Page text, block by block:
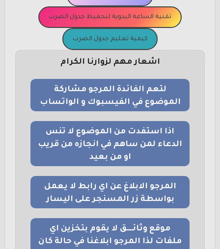
تقنية الساعة اليدوية لتحفيظ جدول الضرب
كيفية تعليم جدول الضرب
اشعار مهم لزوارنا الكرام
لتعم الفائدة المرجو مشاركة
الموضوع في الفيسبوك و الواتساب
اذا استفدت من الموضوع لا تنس
الدعاء لمن ساهم في انجازه من قريب
او من بعيد
المرجو الابلاغ عن اي رابط لا يعمل
بواسطة زر المسنجر على اليسار
موقع وثائــــق لا يقوم بتخزين اي
ملفات لذا المرجو ابلاغنا في حالة كان